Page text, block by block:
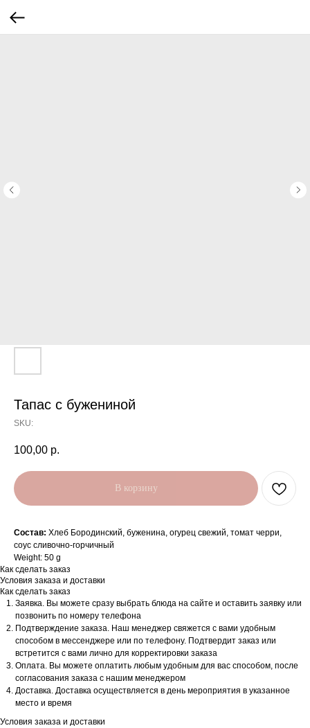
Тапас с бужениной
SKU:
100,00 р.
В корзину
Состав: Хлеб Бородинский, буженина, огурец свежий, томат черри,
соус сливочно-горчичный
Weight: 50 g
Как сделать заказ
Условия заказа и доставки
Как сделать заказ
Заявка. Вы можете сразу выбрать блюда на сайте и оставить заявку или
позвонить по номеру телефона
Подтверждение заказа. Наш менеджер свяжется с вами удобным
способом в мессенджере или по телефону. Подтвердит заказ или
встретится с вами лично для корректировки заказа
Оплата. Вы можете оплатить любым удобным для вас способом, после
согласования заказа с нашим менеджером
Доставка. Доставка осуществляется в день мероприятия в указанное
место и время
Условия заказа и доставки